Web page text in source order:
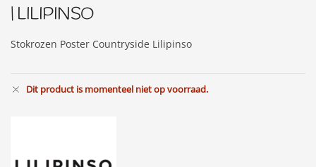
| LILIPINSO
Stokrozen Poster Countryside Lilipinso
Dit product is momenteel niet op voorraad.